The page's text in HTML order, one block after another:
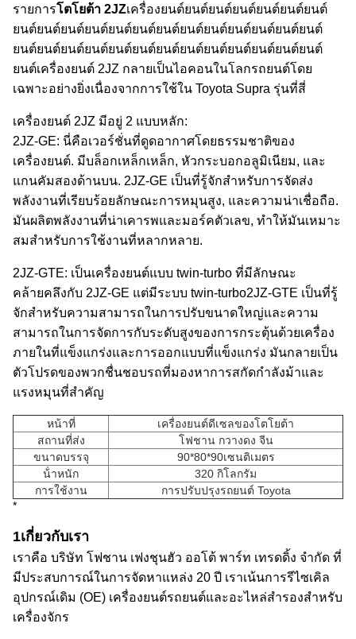
รายการโตโยต้า 2JZเครื่องยนต์ยนต์ยนต์ยนต์ยนต์ยนต์ยนต์
ยนต์ยนต์ยนต์ยนต์ยนต์ยนต์ยนต์ยนต์ยนต์ยนต์ยนต์ยนต์ยนต์
ยนต์ยนต์ยนต์ยนต์ยนต์ยนต์ยนต์ยนต์ยนต์ยนต์ยนต์ยนต์ยนต์
ยนต์เครื่องยนต์ 2JZ กลายเป็นไอคอนในโลกรถยนต์โดย
เฉพาะอย่างยิ่งเนื่องจากการใช้ใน Toyota Supra รุ่นที่สี่
เครื่องยนต์ 2JZ มีอยู่ 2 แบบหลัก:
2JZ-GE: นี่คือเวอร์ชั่นที่ดูดอากาศโดยธรรมชาติของ
เครื่องยนต์. มีบล็อกเหล็กเหล็ก, หัวกระบอกอลูมิเนียม, และ
แกนคัมสองด้านบน. 2JZ-GE เป็นที่รู้จักสําหรับการจัดส่ง
พลังงานที่เรียบร้อยลักษณะการหมุนสูง, และความน่าเชื่อถือ.
มันผลิตพลังงานที่น่าเคารพและมอร์คตัวเลข, ทําให้มันเหมาะ
สมสําหรับการใช้งานที่หลากหลาย.
2JZ-GTE: เป็นเครื่องยนต์แบบ twin-turbo ที่มีลักษณะ
คล้ายคลึงกับ 2JZ-GE แต่มีระบบ twin-turbo2JZ-GTE เป็นที่รู้
จักสําหรับความสามารถในการปรับขนาดใหญ่และความ
สามารถในการจัดการกับระดับสูงของการกระตุ้นด้วยเครื่อง
ภายในที่แข็งแกร่งและการออกแบบที่แข็งแกร่ง มันกลายเป็น
ตัวโปรดของพวกชื่นชอบรถที่มองหาการสกัดกําลังม้าและ
แรงหมุนที่สําคัญ
หน้าที่
เครื่องยนต์ดีเซลของโตโยต้า
สถานที่ส่ง
โฟชาน กวางดง จีน
ขนาดบรรจุ
90*80*90เซนติเมตร
น้ําหนัก
320 กิโลกรัม
การใช้งาน
การปรับปรุงรถยนต์ Toyota
*
1เกี่ยวกับเรา
เราคือ บริษัท โฟชาน เฟงชุนฮัว ออโต้ พาร์ท เทรดดิ้ง จํากัด ที่
มีประสบการณ์ในการจัดหาแหล่ง 20 ปี เราเน้นการรีไซเคิล
อุปกรณ์เดิม (OE) เครื่องยนต์รถยนต์และอะไหล่สํารองสําหรับ
เครื่องจักร